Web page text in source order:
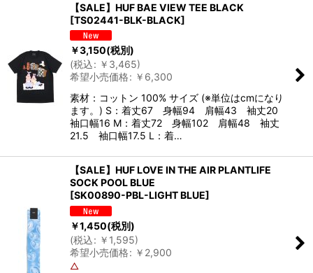
【SALE】HUF BAE VIEW TEE BLACK
[TS02441-BLK-BLACK]
￥3,150(税別)
(税込: ￥ 3,465)
希望小売価格: ￥ 6,300
素材：コットン 100% サイズ (※単位はcmになり
ます。) S：着丈67 身幅94 肩幅43 袖丈20
袖口幅16 M：着丈72 身幅102 肩幅48 袖丈
21.5 袖口幅17.5 L：着…
【SALE】HUF LOVE IN THE AIR PLANTLIFE
SOCK POOL BLUE
[SK00890-PBL-LIGHT BLUE]
￥1,450(税別)
(税込: ￥ 1,595)
希望小売価格: ￥ 2,900
△